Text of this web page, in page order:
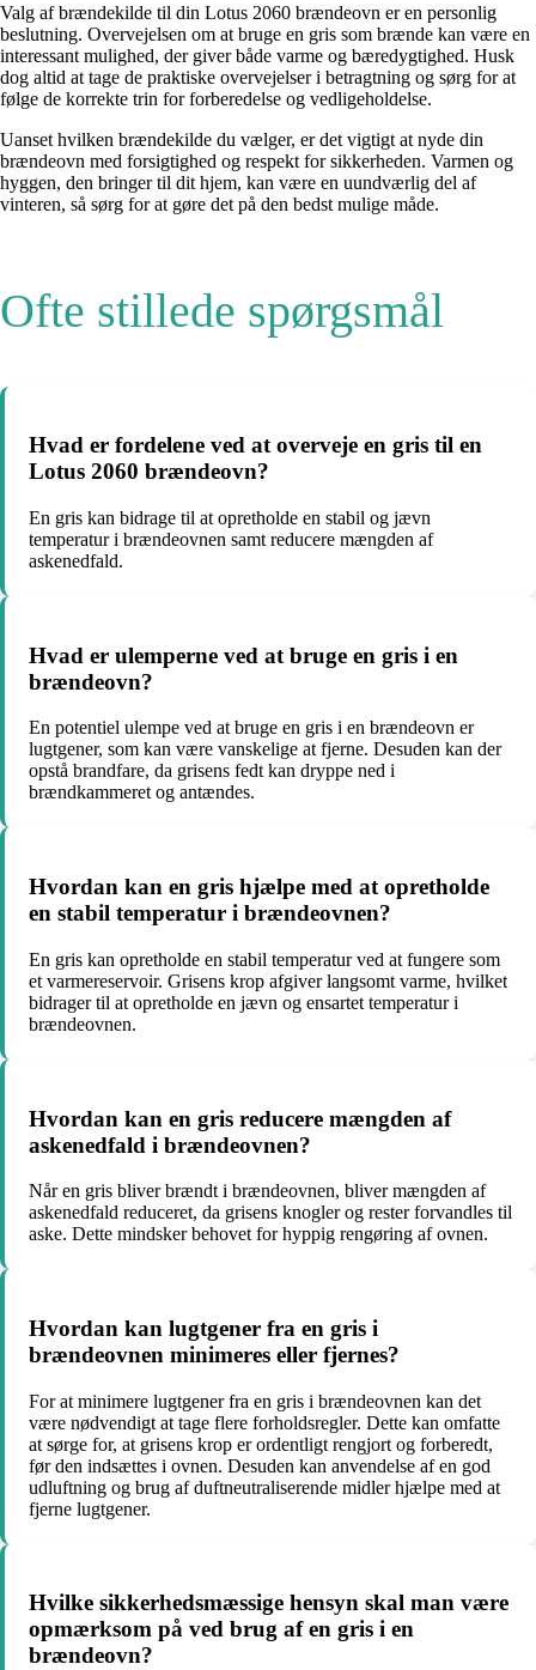
Valg af brændekilde til din Lotus 2060 brændeovn er en personlig
beslutning. Overvejelsen om at bruge en gris som brænde kan være en
interessant mulighed, der giver både varme og bæredygtighed. Husk
dog altid at tage de praktiske overvejelser i betragtning og sørg for at
følge de korrekte trin for forberedelse og vedligeholdelse.
Uanset hvilken brændekilde du vælger, er det vigtigt at nyde din
brændeovn med forsigtighed og respekt for sikkerheden. Varmen og
hyggen, den bringer til dit hjem, kan være en uundværlig del af
vinteren, så sørg for at gøre det på den bedst mulige måde.
Ofte stillede spørgsmål
Hvad er fordelene ved at overveje en gris til en
Lotus 2060 brændeovn?
En gris kan bidrage til at opretholde en stabil og jævn
temperatur i brændeovnen samt reducere mængden af ​​
askenedfald.
Hvad er ulemperne ved at bruge en gris i en
brændeovn?
En potentiel ulempe ved at bruge en gris i en brændeovn er
lugtgener, som kan være vanskelige at fjerne. Desuden kan der
opstå brandfare, da grisens fedt kan dryppe ned i
brændkammeret og antændes.
Hvordan kan en gris hjælpe med at opretholde
en stabil temperatur i brændeovnen?
En gris kan opretholde en stabil temperatur ved at fungere som
et varmereservoir. Grisens krop afgiver langsomt varme, hvilket
bidrager til at opretholde en jævn og ensartet temperatur i
brændeovnen.
Hvordan kan en gris reducere mængden af ​​
askenedfald i brændeovnen?
Når en gris bliver brændt i brændeovnen, bliver mængden af ​​
askenedfald reduceret, da grisens knogler og rester forvandles til
aske. Dette mindsker behovet for hyppig rengøring af ovnen.
Hvordan kan lugtgener fra en gris i
brændeovnen minimeres eller fjernes?
For at minimere lugtgener fra en gris i brændeovnen kan det
være nødvendigt at tage flere forholdsregler. Dette kan omfatte
at sørge for, at grisens krop er ordentligt rengjort og forberedt,
før den indsættes i ovnen. Desuden kan anvendelse af en god
udluftning og brug af duftneutraliserende midler hjælpe med at
fjerne lugtgener.
Hvilke sikkerhedsmæssige hensyn skal man være
opmærksom på ved brug af en gris i en
brændeovn?